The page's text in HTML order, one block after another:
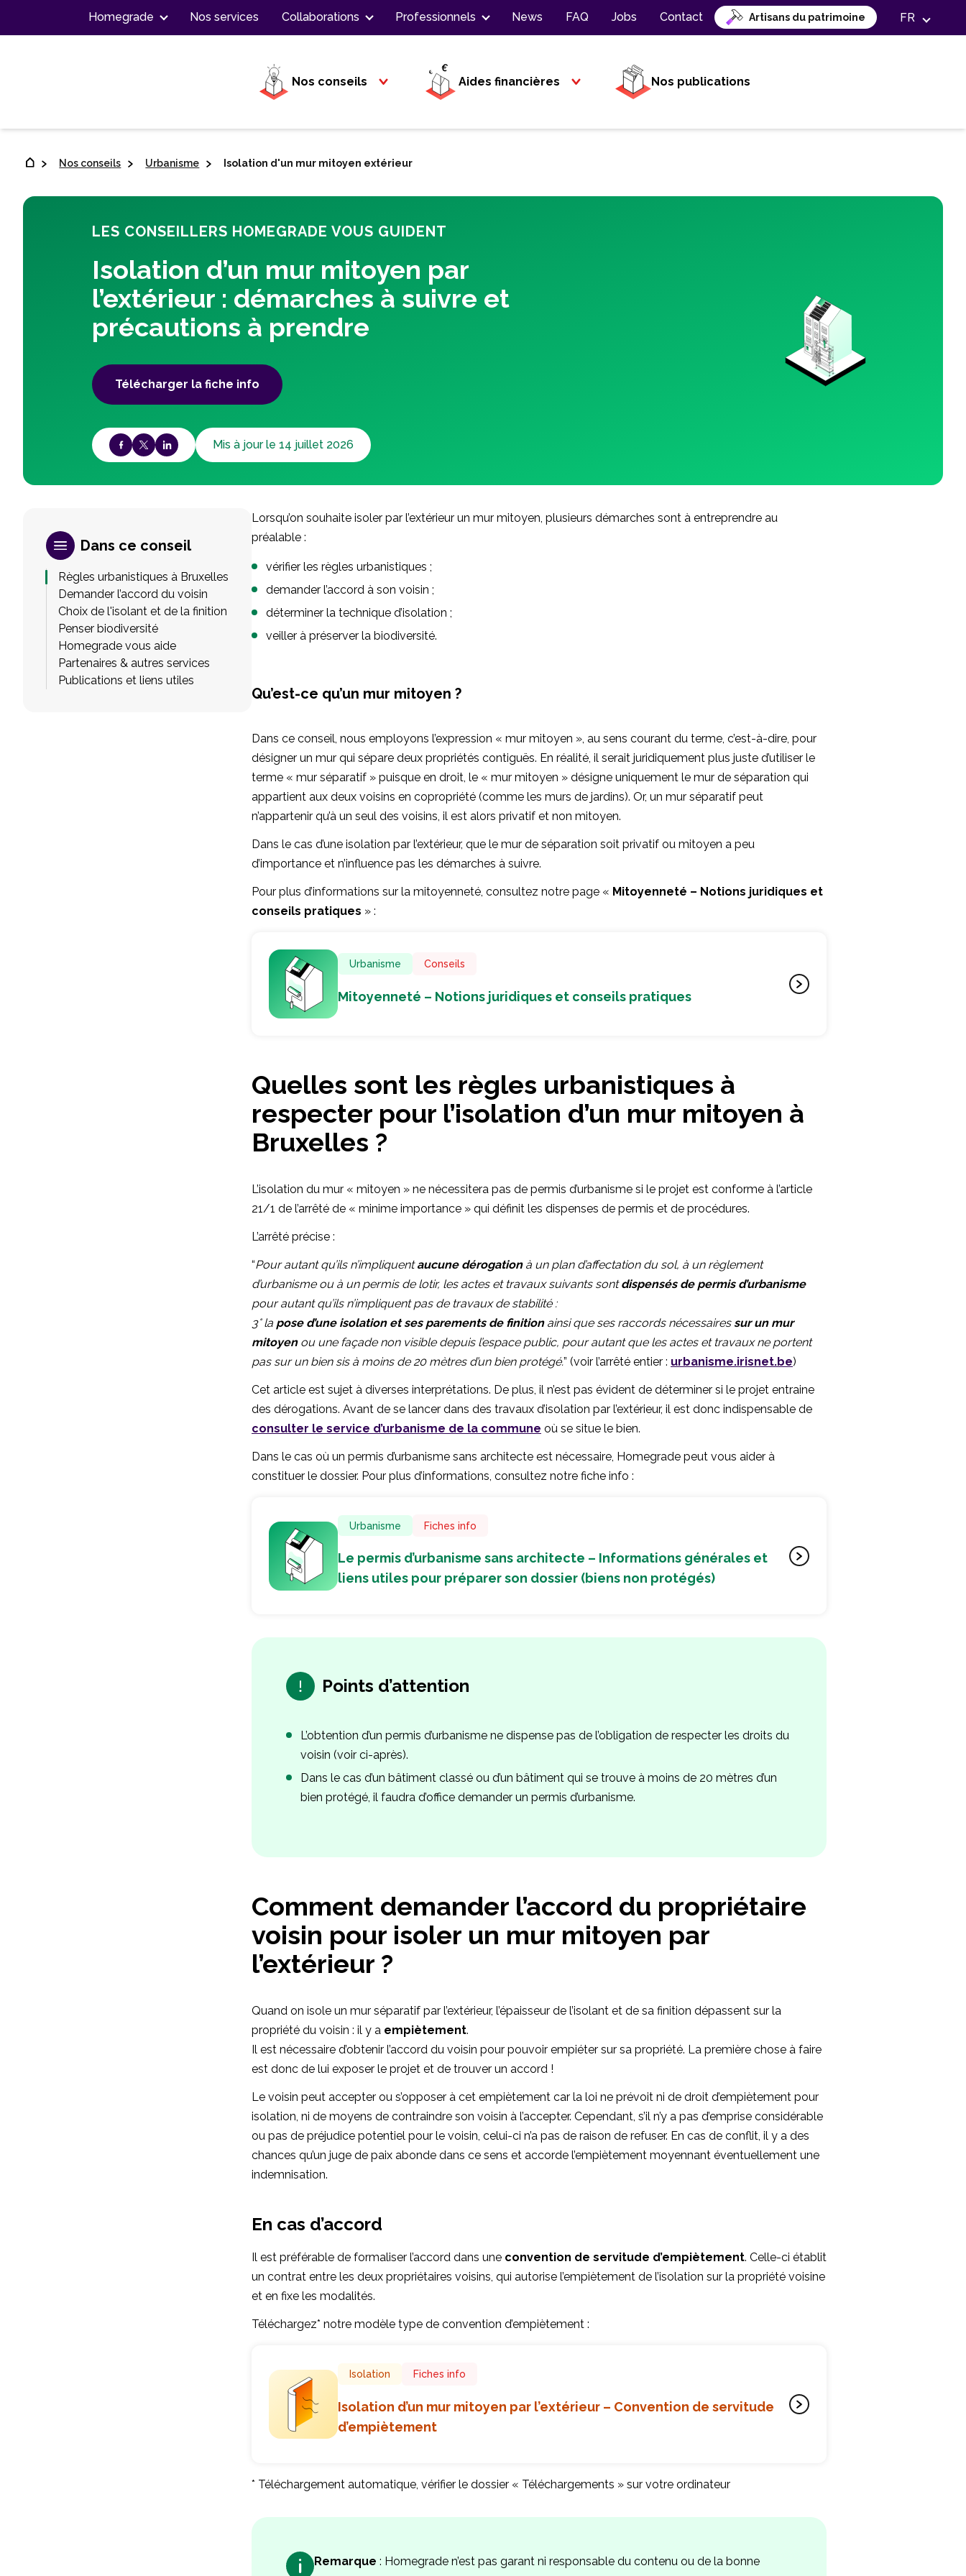
Homegrade Nos services Collaborations Professionnels News FAQ Jobs Contact Artisans du patrimoine FR
Nos conseils Aides financières Nos publications
Nos conseils Urbanisme Isolation d'un mur mitoyen extérieur
LES CONSEILLERS HOMEGRADE VOUS GUIDENT
Isolation d’un mur mitoyen par
l’extérieur : démarches à suivre et
précautions à prendre
Télécharger la fiche info
Mis à jour le 14 juillet 2026
Dans ce conseil
Règles urbanistiques à Bruxelles
Demander l’accord du voisin
Choix de l'isolant et de la finition
Penser biodiversité
Homegrade vous aide
Partenaires & autres services
Publications et liens utiles
Lorsqu’on souhaite isoler par l’extérieur un mur mitoyen, plusieurs démarches sont à entreprendre au
préalable :
vérifier les règles urbanistiques ;
demander l’accord à son voisin ;
déterminer la technique d’isolation ;
veiller à préserver la biodiversité.
Qu’est-ce qu’un mur mitoyen ?
Dans ce conseil, nous employons l’expression « mur mitoyen », au sens courant du terme, c’est-à-dire, pour
désigner un mur qui sépare deux propriétés contiguës. En réalité, il serait juridiquement plus juste d’utiliser le
terme « mur séparatif » puisque en droit, le « mur mitoyen » désigne uniquement le mur de séparation qui
appartient aux deux voisins en copropriété (comme les murs de jardins). Or, un mur séparatif peut
n’appartenir qu’à un seul des voisins, il est alors privatif et non mitoyen.
Dans le cas d’une isolation par l’extérieur, que le mur de séparation soit privatif ou mitoyen a peu
d’importance et n’influence pas les démarches à suivre.
Pour plus d’informations sur la mitoyenneté, consultez notre page « Mitoyenneté – Notions juridiques et
conseils pratiques » :
Urbanisme Conseils
Mitoyenneté – Notions juridiques et conseils pratiques
Quelles sont les règles urbanistiques à
respecter pour l’isolation d’un mur mitoyen à
Bruxelles ?
L’isolation du mur « mitoyen » ne nécessitera pas de permis d’urbanisme si le projet est conforme à l’article
21/1 de l’arrêté de « minime importance » qui définit les dispenses de permis et de procédures.
L’arrêté précise :
“Pour autant qu’ils n’impliquentaucune dérogationà un plan d’affectation du sol, à un règlement
d’urbanisme ou à un permis de lotir, les actes et travaux suivants sontdispensés de permis d’urbanisme
pour autant qu’ils n’impliquent pas de travaux de stabilité :
3° la pose d’une isolation et ses parements de finitionainsi que ses raccords nécessairessur un mur
mitoyenou une façade non visible depuis l’espace public, pour autant que les actes et travaux ne portent
pas sur un bien sis à moins de 20 mètres d’un bien protégé.” (voir l’arrêté entier : urbanisme.irisnet.be)
Cet article est sujet à diverses interprétations. De plus, il n’est pas évident de déterminer si le projet entraine
des dérogations. Avant de se lancer dans des travaux d’isolation par l’extérieur, il est donc indispensable de
consulter le service d’urbanisme de la commune où se situe le bien.
Dans le cas où un permis d’urbanisme sans architecte est nécessaire, Homegrade peut vous aider à
constituer le dossier. Pour plus d’informations, consultez notre fiche info :
Urbanisme Fiches info
Le permis d’urbanisme sans architecte – Informations générales et
liens utiles pour préparer son dossier (biens non protégés)
Points d’attention
L’obtention d’un permis d’urbanisme ne dispense pas de l’obligation de respecter les droits du
voisin (voir ci-après).
Dans le cas d’un bâtiment classé ou d’un bâtiment qui se trouve à moins de 20 mètres d’un
bien protégé, il faudra d’office demander un permis d’urbanisme.
Comment demander l’accord du propriétaire
voisin pour isoler un mur mitoyen par
l’extérieur ?
Quand on isole un mur séparatif par l’extérieur, l’épaisseur de l’isolant et de sa finition dépassent sur la
propriété du voisin : il y a empiètement.
Il est nécessaire d’obtenir l’accord du voisin pour pouvoir empiéter sur sa propriété. La première chose à faire
est donc de lui exposer le projet et de trouver un accord !
Le voisin peut accepter ou s’opposer à cet empiètement car la loi ne prévoit ni de droit d’empiètement pour
isolation, ni de moyens de contraindre son voisin à l’accepter. Cependant, s’il n’y a pas d’emprise considérable
ou pas de préjudice potentiel pour le voisin, celui-ci n’a pas de raison de refuser. En cas de conflit, il y a des
chances qu’un juge de paix abonde dans ce sens et accorde l’empiètement moyennant éventuellement une
indemnisation.
En cas d’accord
Il est préférable de formaliser l’accord dans une convention de servitude d’empiètement. Celle-ci établit
un contrat entre les deux propriétaires voisins, qui autorise l’empiètement de l’isolation sur la propriété voisine
et en fixe les modalités.
Téléchargez* notre modèle type de convention d’empiètement :
Isolation Fiches info
Isolation d’un mur mitoyen par l’extérieur – Convention de servitude
d’empiètement
* Téléchargement automatique, vérifier le dossier « Téléchargements » sur votre ordinateur
Remarque : Homegrade n’est pas garant ni responsable du contenu ou de la bonne